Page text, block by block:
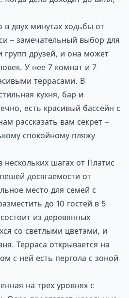
в двух минутах ходьбы от
– замечательный выбор для
групп друзей, и она может
У нее 7 комнат и 7
террасами. В
кухня, бар и
есть красивый бассейн с
рассказать вам секрет –
спокойному пляжу
нескольких шагах от Платис
досягаемости от
место для семей с
до 10 гостей в 5
из деревянных
со светлыми цветами, и
Терраса открывается на
с ней есть пергола с зоной
на трех уровнях с